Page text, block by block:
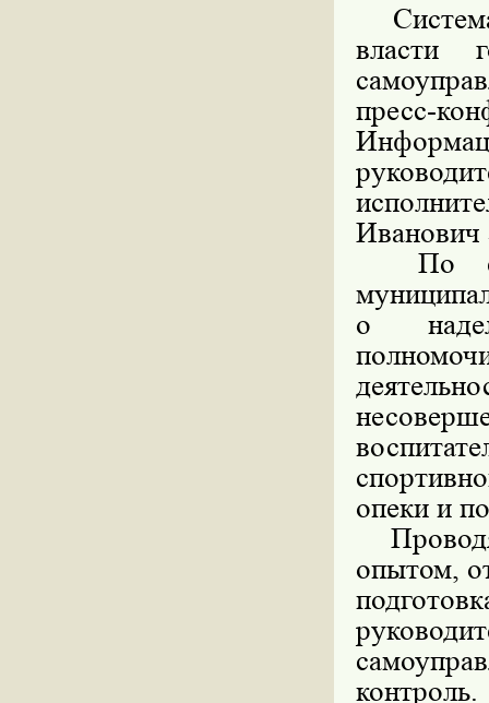
власти
пресс-
Иванович
По
о
опеки и
опытом,
контроль.